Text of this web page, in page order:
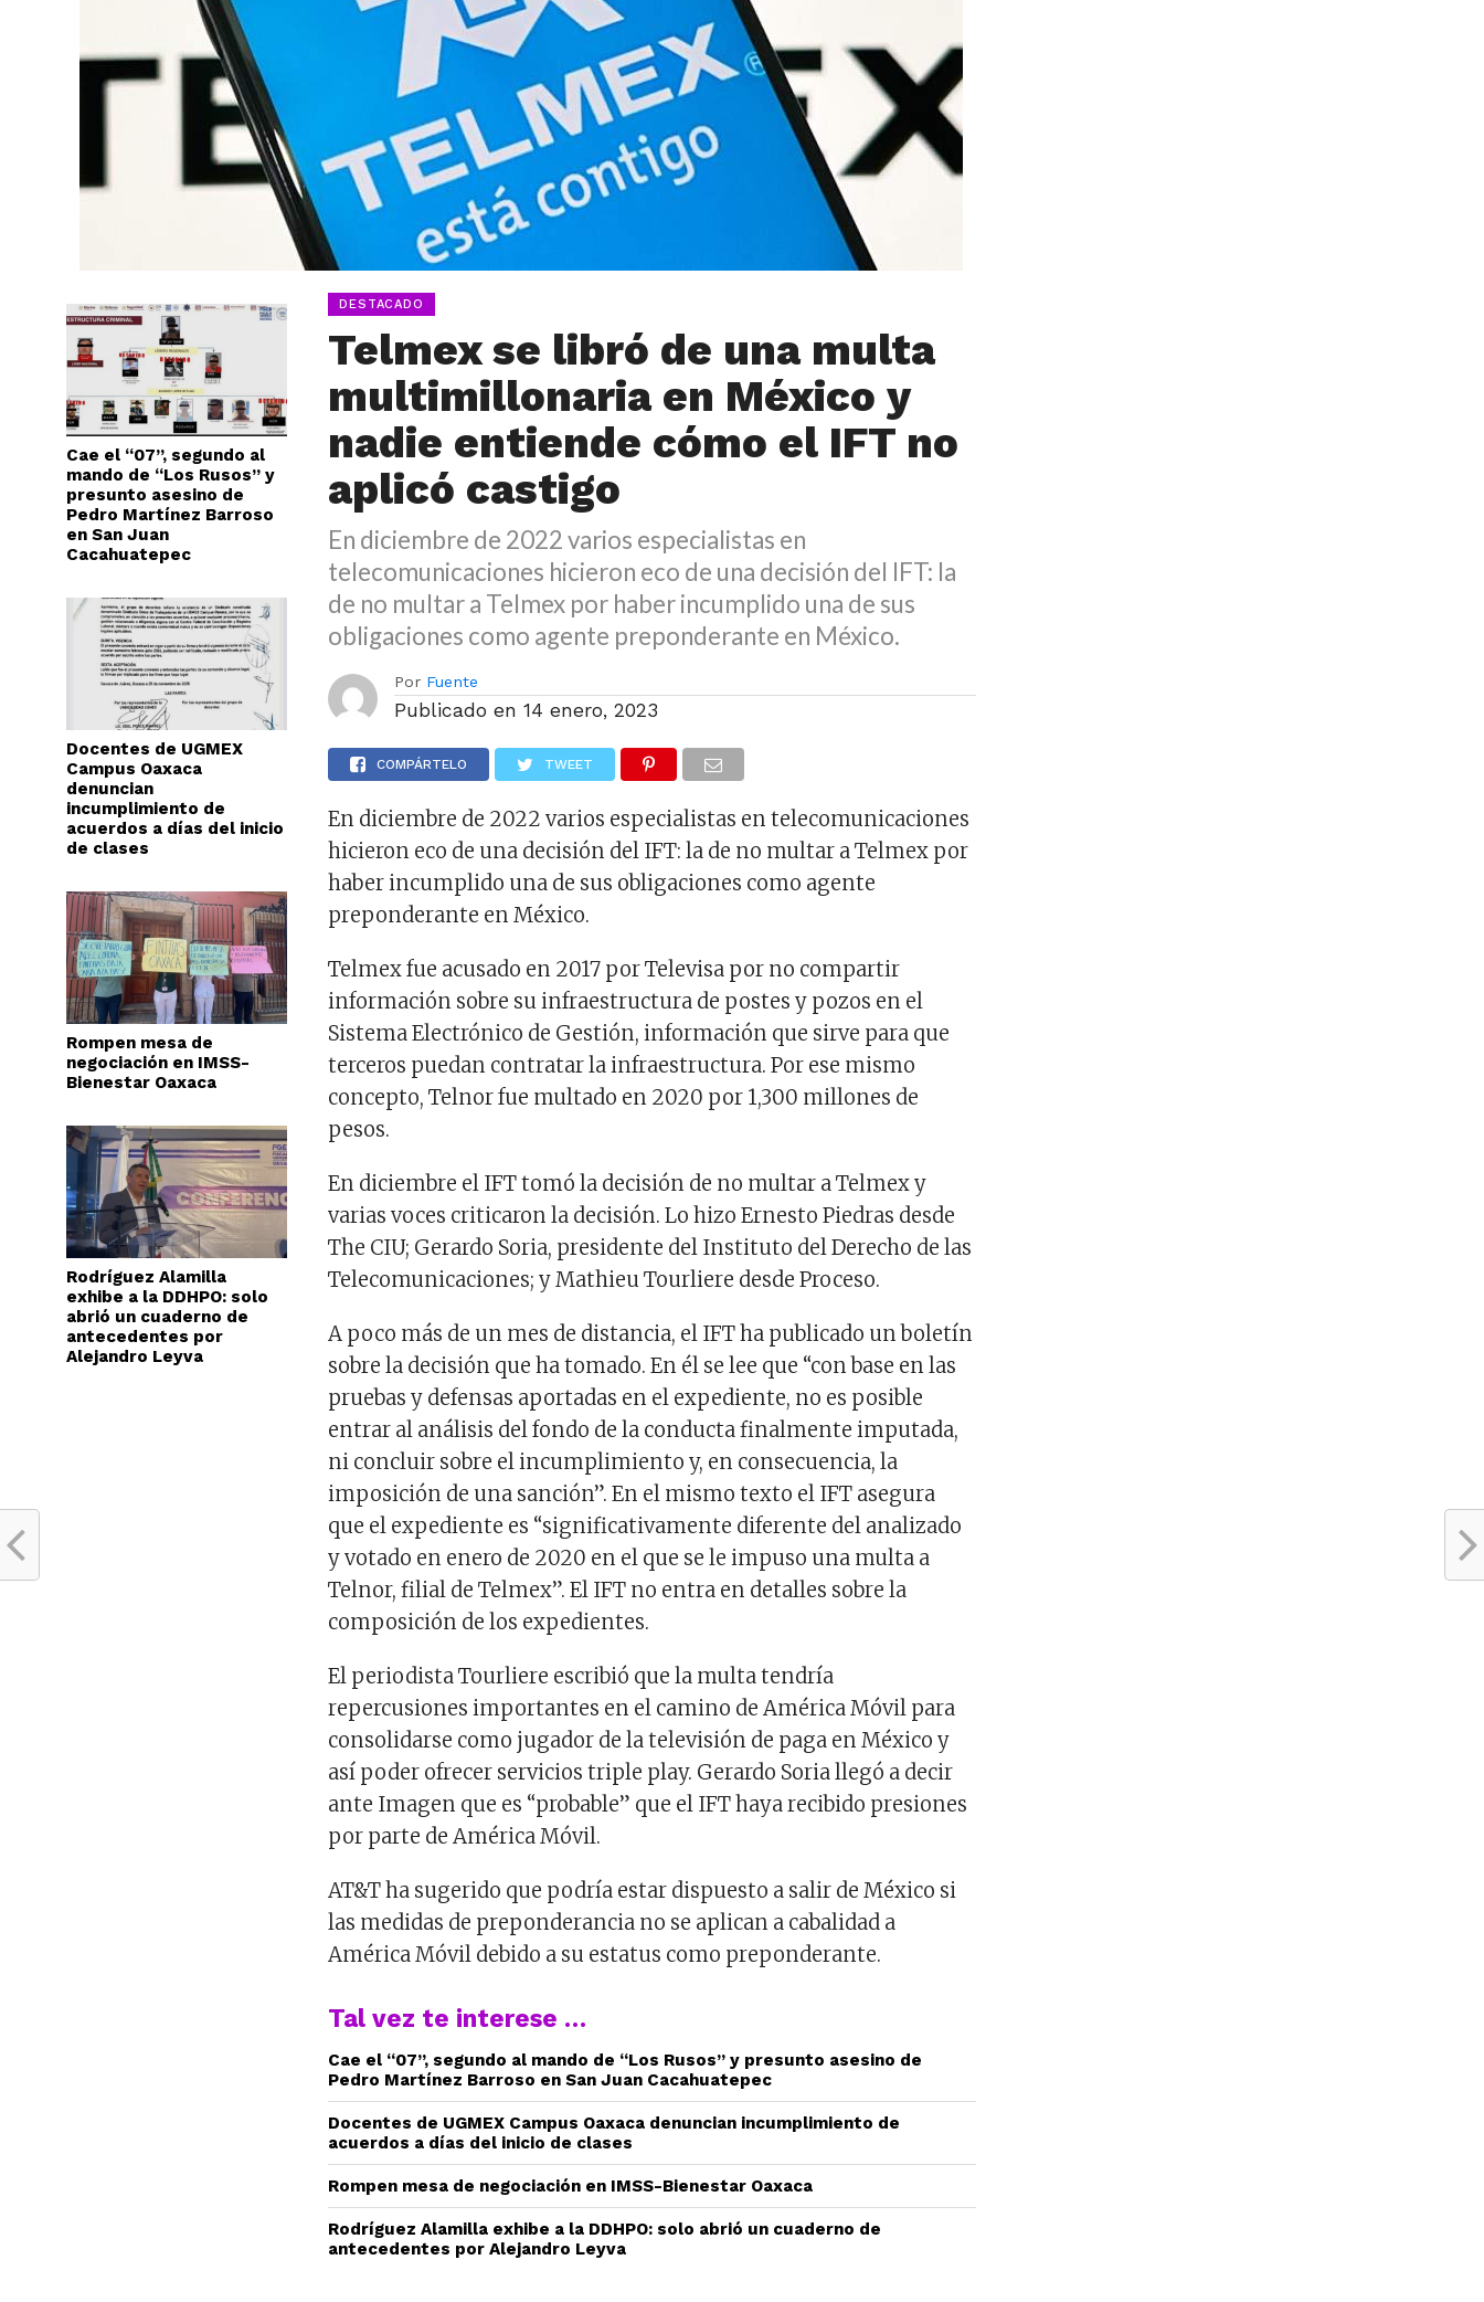
Cae el “07”, segundo al
mando de “Los Rusos” y
presunto asesino de
Pedro Martínez Barroso
en San Juan
Cacahuatepec
Docentes de UGMEX
Campus Oaxaca
denuncian
incumplimiento de
acuerdos a días del inicio
de clases
Rompen mesa de
negociación en IMSS-
Bienestar Oaxaca
Rodríguez Alamilla
exhibe a la DDHPO: solo
abrió un cuaderno de
antecedentes por
Alejandro Leyva
DESTACADO
Telmex se libró de una multa
multimillonaria en México y
nadie entiende cómo el IFT no
aplicó castigo
En diciembre de 2022 varios especialistas en
telecomunicaciones hicieron eco de una decisión del IFT: la
de no multar a Telmex por haber incumplido una de sus
obligaciones como agente preponderante en México.
Por Fuente
Publicado en 14 enero, 2023
COMPÁRTELO TWEET
En diciembre de 2022 varios especialistas en telecomunicaciones
hicieron eco de una decisión del IFT: la de no multar a Telmex por
haber incumplido una de sus obligaciones como agente
preponderante en México.
Telmex fue acusado en 2017 por Televisa por no compartir
información sobre su infraestructura de postes y pozos en el
Sistema Electrónico de Gestión, información que sirve para que
terceros puedan contratar la infraestructura. Por ese mismo
concepto, Telnor fue multado en 2020 por 1,300 millones de
pesos.
En diciembre el IFT tomó la decisión de no multar a Telmex y
varias voces criticaron la decisión. Lo hizo Ernesto Piedras desde
The CIU; Gerardo Soria, presidente del Instituto del Derecho de las
Telecomunicaciones; y Mathieu Tourliere desde Proceso.
A poco más de un mes de distancia, el IFT ha publicado un boletín
sobre la decisión que ha tomado. En él se lee que “con base en las
pruebas y defensas aportadas en el expediente, no es posible
entrar al análisis del fondo de la conducta finalmente imputada,
ni concluir sobre el incumplimiento y, en consecuencia, la
imposición de una sanción”. En el mismo texto el IFT asegura
que el expediente es “significativamente diferente del analizado
y votado en enero de 2020 en el que se le impuso una multa a
Telnor, filial de Telmex”. El IFT no entra en detalles sobre la
composición de los expedientes.
El periodista Tourliere escribió que la multa tendría
repercusiones importantes en el camino de América Móvil para
consolidarse como jugador de la televisión de paga en México y
así poder ofrecer servicios triple play. Gerardo Soria llegó a decir
ante Imagen que es “probable” que el IFT haya recibido presiones
por parte de América Móvil.
AT&T ha sugerido que podría estar dispuesto a salir de México si
las medidas de preponderancia no se aplican a cabalidad a
América Móvil debido a su estatus como preponderante.
Tal vez te interese …
Cae el “07”, segundo al mando de “Los Rusos” y presunto asesino de
Pedro Martínez Barroso en San Juan Cacahuatepec
Docentes de UGMEX Campus Oaxaca denuncian incumplimiento de
acuerdos a días del inicio de clases
Rompen mesa de negociación en IMSS-Bienestar Oaxaca
Rodríguez Alamilla exhibe a la DDHPO: solo abrió un cuaderno de
antecedentes por Alejandro Leyva